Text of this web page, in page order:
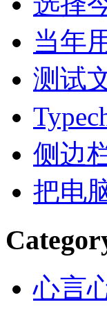
当年
测试
侧边
把电
心言